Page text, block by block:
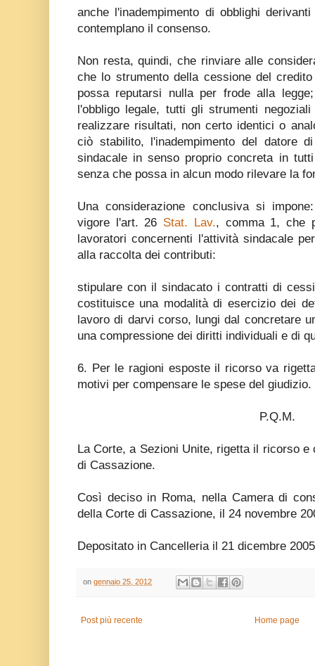
anche l'inadempimento di obblighi
contemplano il consenso.
Non resta, quindi, che rinviare alle
che lo strumento della cessione del
possa reputarsi nulla per frode alla
l'obbligo legale, tutti gli strumenti
realizzare risultati, non certo identici o
ciò stabilito, l'inadempimento del datore
sindacale in senso proprio concreta in
senza che possa in alcun modo rilevare la
Una considerazione conclusiva si
vigore l'art. 26 Stat. Lav., comma 1, che
lavoratori concernenti l'attività sindacale
alla raccolta dei contributi:
stipulare con il sindacato i contratti di
costituisce una modalità di esercizio dei
lavoro di darvi corso, lungi dal concretare
una compressione dei diritti individuali e di
6. Per le ragioni esposte il ricorso va
motivi per compensare le spese del giudizio.
P.Q.M.
La Corte, a Sezioni Unite, rigetta il ricorso e
di Cassazione.
Così deciso in Roma, nella Camera di
della Corte di Cassazione, il 24 novembre
Depositato in Cancelleria il 21 dicembre 2005
on gennaio 25, 2012
Post più recente Home page